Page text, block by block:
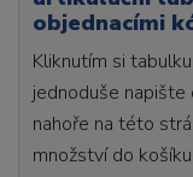
objednacími
Kliknutím si
jednoduše
nahoře na této
množství do košíku